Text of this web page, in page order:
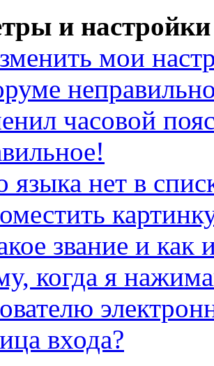
и настройки
мои
часовой
языка нет в
звание и как
когда я
входа?